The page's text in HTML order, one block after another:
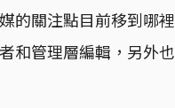
的關注點目前移到哪
和管理層編輯，另外